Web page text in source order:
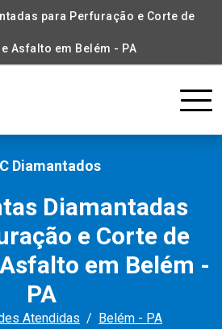
para Perfuração e Corte de
Asfalto em Belém - PA
Diamantados
Diamantadas
e Corte de
em Belém -
PA
Atendidas
Belém - PA